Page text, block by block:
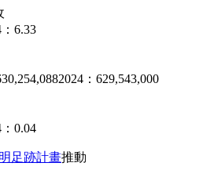
：6.33
2024：629,543,000
：0.04
足跡計畫推動